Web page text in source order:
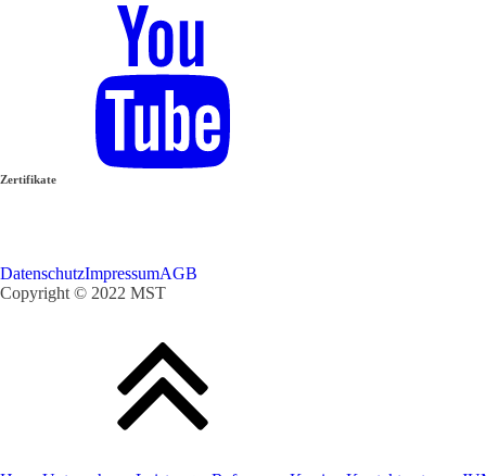
Zertifikate
DatenschutzImpressumAGB
Copyright © 2022 MST